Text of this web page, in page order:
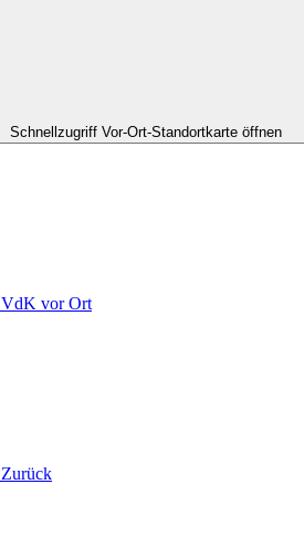
Schnellzugriff Vor-Ort-Standortkarte öffnen
VdK vor Ort
Zurück